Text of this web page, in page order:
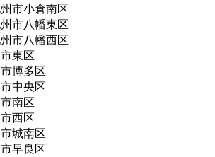
市小倉南区
市八幡東区
市八幡西区
東区
博多区
中央区
南区
西区
城南区
早良区